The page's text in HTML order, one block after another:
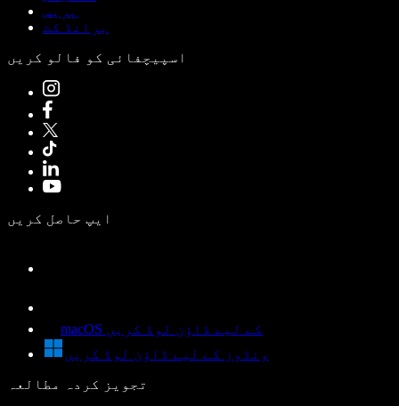
پریس
برانڈ کٹ
اسپیچفائی کو فالو کریں
ایپ حاصل کریں
macOS کے لیے ڈاؤن لوڈ کریں
ونڈوز کے لیے ڈاؤن لوڈ کریں
تجویز کردہ مطالعہ